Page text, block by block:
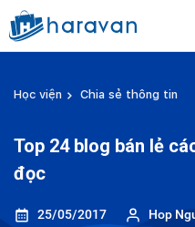
Học viện Chia sẻ thông tin
Top 24 blog bán lẻ
đọc
25/05/2017 Hop